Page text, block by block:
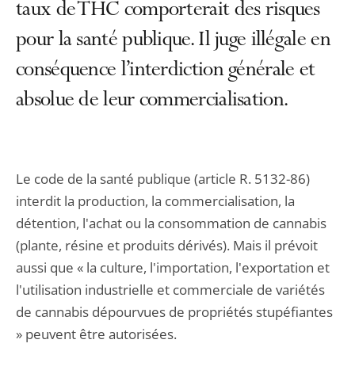
taux de THC comporterait des risques
pour la santé publique. Il juge illégale en
conséquence l’interdiction générale et
absolue de leur commercialisation.
Le code de la santé publique (article R. 5132-86)
interdit la production, la commercialisation, la
détention, l'achat ou la consommation de cannabis
(plante, résine et produits dérivés). Mais il prévoit
aussi que « la culture, l'importation, l'exportation et
l'utilisation industrielle et commerciale de variétés
de cannabis dépourvues de propriétés stupéfiantes
» peuvent être autorisées.